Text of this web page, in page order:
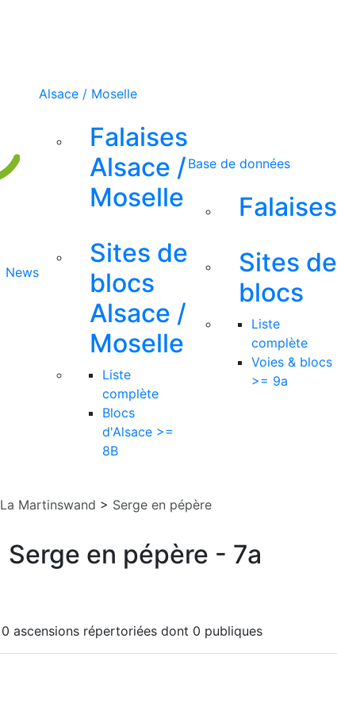
News
Alsace / Moselle
Falaises
Alsace /
Moselle
Sites de
blocs
Alsace /
Moselle
Liste
complète
Blocs
d'Alsace >=
8B
Base de données
Falaises
Sites de
blocs
Liste
complète
Voies & blocs
>= 9a
La Martinswand > Serge en pépère
Serge en pépère - 7a
0 ascensions répertoriées dont 0 publiques